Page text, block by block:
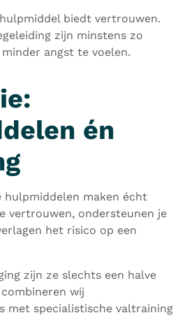
biedt vertrouwen.
zijn minstens zo
angst te voelen.
én
hulpmiddelen maken écht
vertrouwen, ondersteunen je
het risico op een
zijn ze slechts een halve
wij
met specialistische valtraining